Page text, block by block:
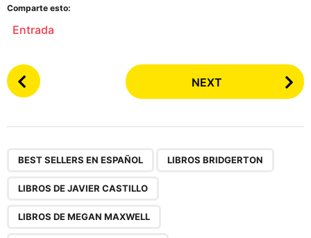
Comparte esto:
Entrada
P
o
NEXT
BEST SELLERS EN ESPAÑOL LIBROS BRIDGERTON
LIBROS DE JAVIER CASTILLO
LIBROS DE MEGAN MAXWELL